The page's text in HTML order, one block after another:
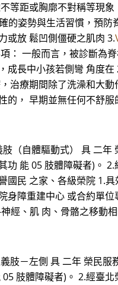
等距或胸廓不對稱等現
的姿勢與生活習慣，預
或放 鬆凹側僵硬之肌肉 3.
： 一般而言，被診斷為
成長中小孩若側彎 角度
治療期間除了洗澡和大
的， 早期並無任何不舒
（自體驅動式） 具 二
功 能 05 肢體障礙者)。
國民 之家、各級榮院 1.
身障重建中心 或合約單
經、肌 肉、骨骼之移動
肢－左側 具 二年 榮民
肢體障礙者)。 2.經臺